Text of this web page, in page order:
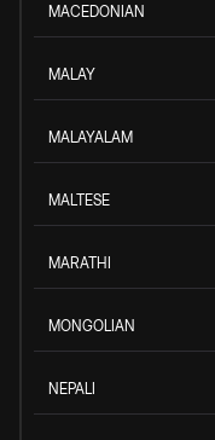
MACEDONIAN
MALAY
MALAYALAM
MALTESE
MARATHI
MONGOLIAN
NEPALI